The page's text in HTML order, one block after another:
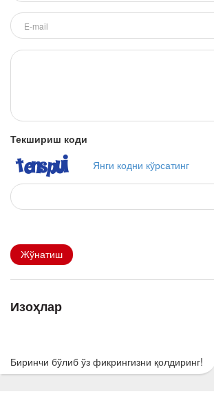
Текшириш коди
Янги кодни кўрсатинг
Жўнатиш
Изоҳлар
Биринчи бўлиб ўз фикрингизни қолдиринг!